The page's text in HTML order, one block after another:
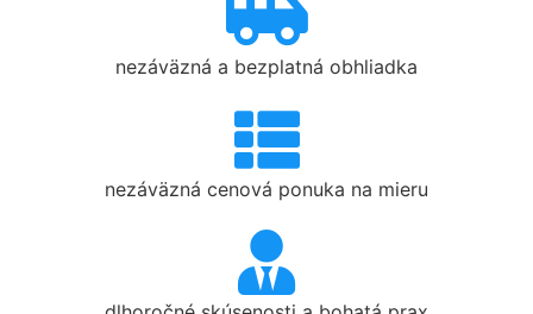
nezáväzná a bezplatná obhliadka
nezáväzná cenová ponuka na mieru